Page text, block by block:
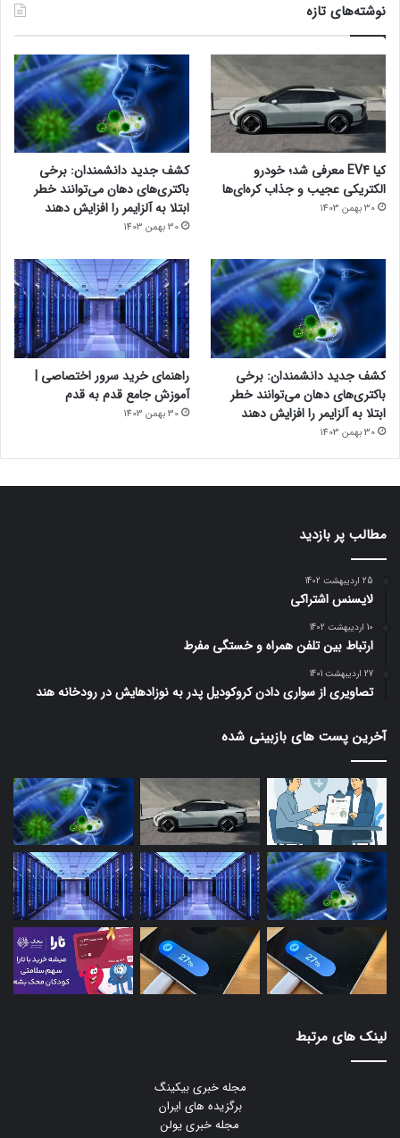
نوشته‌های تازه
کیا EV4 معرفی شد؛ خودرو
الکتریکی عجیب و جذاب کره‌ای‌ها
30 بهمن 1403
کشف جدید دانشمندان: برخی
باکتری‌های دهان می‌توانند خطر
ابتلا به آلزایمر را افزایش دهند
30 بهمن 1403
کشف جدید دانشمندان: برخی
باکتری‌های دهان می‌توانند خطر
ابتلا به آلزایمر را افزایش دهند
30 بهمن 1403
راهنمای خرید سرور اختصاصی |
آموزش جامع قدم به قدم
30 بهمن 1403
مطالب پر بازدید
25 اردیبهشت 1402
لایسنس اشتراکی
10 اردیبهشت 1402
ارتباط بین تلفن همراه و خستگی مفرط
27 اردیبهشت 1401
تصاویری از سواری دادن کروکودیل پدر به نوزادهایش در رودخانه هند
آخرین پست های بازبینی شده
لینک های مرتبط
مجله خبری بیکینگ
برگزیده های ایران
مجله خبری یولن